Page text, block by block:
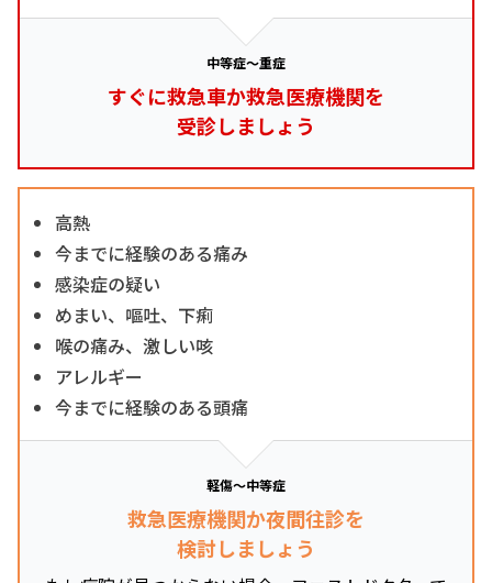
中等症～重症
すぐに救急車か救急医療機関を
受診しましょう
高熱
今までに経験のある痛み
感染症の疑い
めまい、嘔吐、下痢
喉の痛み、激しい咳
アレルギー
今までに経験のある頭痛
軽傷～中等症
救急医療機関か夜間往診を
検討しましょう